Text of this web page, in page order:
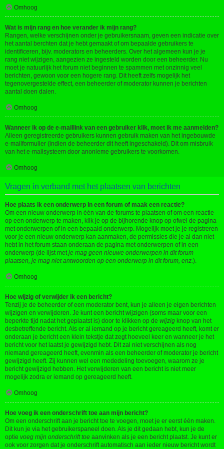
Omhoog
Wat is mijn rang en hoe verander ik mijn rang?
Rangen, welke verschijnen onder je gebruikersnaam, geven een indicatie over
het aantal berchten dat je hebt gemaakt of om bepaalde gebruikers te
identificeren, bijv. moderators en beheerders. Over het algemeen kun je je
rang niet wijzigen, aangezien ze ingesteld worden door een beheerder. Nu
moet je natuurlijk het forum niet beginnen te spammen met onzinnig veel
berichten, gewoon voor een hogere rang. Dit heeft zelfs mogelijk het
tegenovergestelde effect, een beheerder of moderator kunnen je berichten
aantal doen dalen.
Omhoog
Wanneer ik op de e-maillink van een gebruiker klik, moet ik me aanmelden?
Alleen geregistreerde gebruikers kunnen gebruik maken van het ingebouwde
e-mailformulier (indien de beheerder dit heeft ingeschakeld). Dit om misbruik
van het e-mailsysteem door anonieme gebruikers te voorkomen.
Omhoog
Vragen in verband met het plaatsen van berichten
Hoe plaats ik een onderwerp in een forum of maak een reactie?
Om een nieuw onderwerp in één van de forums te plaatsen of om een reactie
op een onderwerp te maken, klik je op de bijhorende knop op ofwel de pagina
met onderwerpen of in een bepaald onderwerp. Mogelijk moet je je registreren
voor je een nieuw onderwerp kan aanmaken, de permissies die je al dan niet
hebt in het forum staan onderaan de pagina met onderwerpen of in een
onderwerp (de lijst metje mag geen nieuwe onderwerpen in dit forum
plaatsen, je mag niet antwoorden op een onderwerp in dit forum, enz.).
Omhoog
Hoe wijzig of verwijder ik een bericht?
Tenzij je de beheerder of een moderator bent, kun je alleen je eigen berichten
wijzigen en verwijderen. Je kunt een bericht wijzigen (soms maar voor een
beperkte tijd nadat het geplaatst is) door te klikken op de wijzig knop van het
desbetreffende bericht. Als er al iemand op je bericht gereageerd heeft, komt er
onderaan je bericht een klein tekstje dat zegt hoeveel keer en wanneer je het
bericht voor het laatst je gewijzigd hebt. Dit zal niet verschijnen als nog
niemand gereageerd heeft, evenmin als een beheerder of moderator je bericht
gewijzigd heeft. Zij kunnen wel een mededeling toevoegen, waarom ze je
bericht gewijzigd hebben. Het verwijderen van een bericht is niet meer
mogelijk zodra er iemand op gereageerd heeft.
Omhoog
Hoe voeg ik een onderschrift toe aan mijn bericht?
Om een onderschrift aan je bericht toe te voegen, moet je er eerst één maken.
Dit kun je via het gebruikerspaneel doen. Als je dit gedaan hebt, kun je de
optie voeg mijn onderschrift toe aanvinken als je een bericht plaatst. Je kunt er
ook voor zorgen dat je onderschrift automatisch aan ieder nieuw bericht wordt